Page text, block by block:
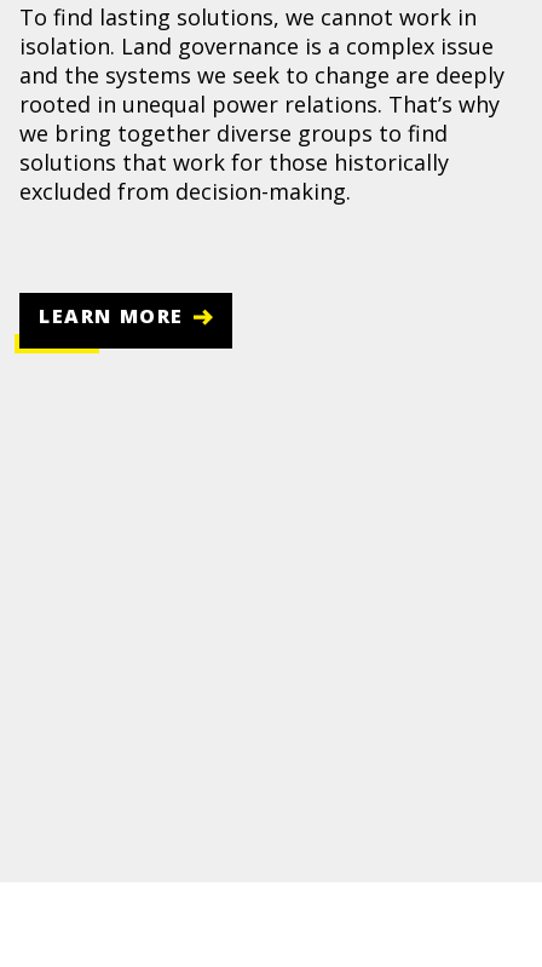
To find lasting solutions, we cannot work in
isolation. Land governance is a complex issue
and the systems we seek to change are deeply
rooted in unequal power relations. That’s why
we bring together diverse groups to find
solutions that work for those historically
excluded from decision-making.
LEARN MORE